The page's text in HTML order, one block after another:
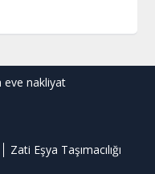
eve nakliyat
Zati Eşya Taşımacılığı